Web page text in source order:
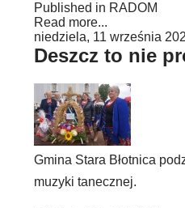
Published in RADOM
Read more...
niedziela, 11 września
Deszcz to nie
Gmina Stara Błotnica
muzyki tanecznej.